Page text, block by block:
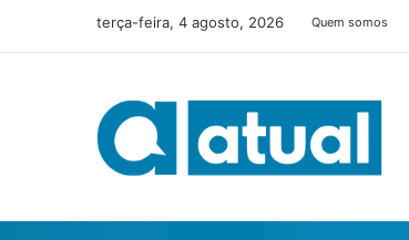
terça-feira, 4 agosto, 2026 Quem somos